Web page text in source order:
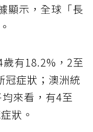
顯示，全球「長
有18.2%，2至
冠症狀；澳洲統
來看，有4至
狀。